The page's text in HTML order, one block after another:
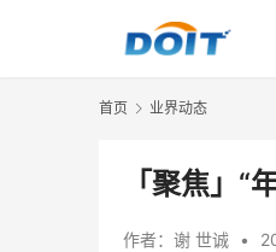
首页 业界动态
「聚焦」
作者： 谢 世诚 •